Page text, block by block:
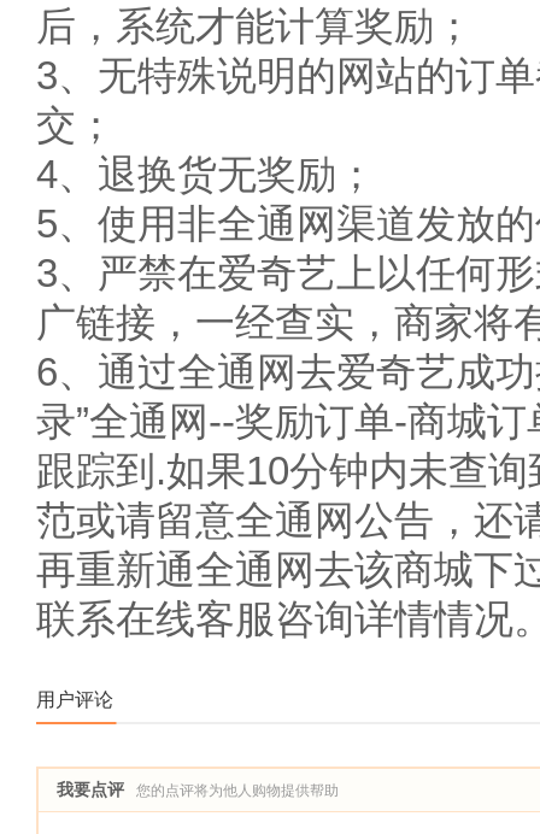
后，系统才能计算奖励；
3、无特殊说明的网站的订
交；
4、退换货无奖励；
5、使用非全通网渠道发放
3、严禁在爱奇艺上以任何
广链接，一经查实，商家将
6、通过全通网去爱奇艺成
录”全通网--奖励订单-商城
跟踪到.如果10分钟内未查
范或请留意全通网公告，还
再重新通全通网去该商城下
联系在线客服咨询详情情况
用户评论
我要点评 您的点评将为他人购物提供帮助